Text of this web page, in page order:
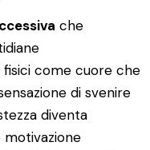
che
come cuore che
di svenire
diventa